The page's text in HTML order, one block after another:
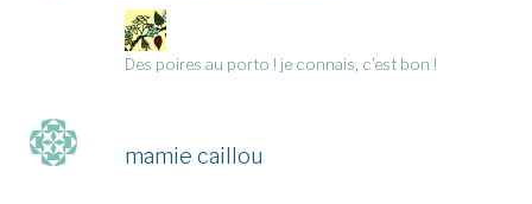
Des poires au porto ! je connais, c’est bon !
mamie caillou